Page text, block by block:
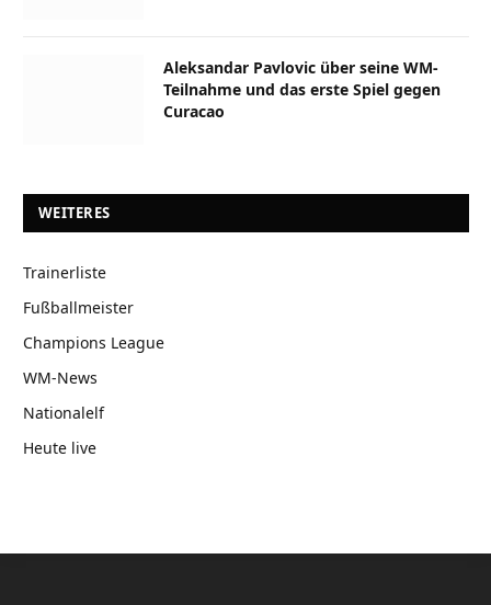
Aleksandar Pavlovic über seine WM-
Teilnahme und das erste Spiel gegen
Curacao
WEITERES
Trainerliste
Fußballmeister
Champions League
WM-News
Nationalelf
Heute live